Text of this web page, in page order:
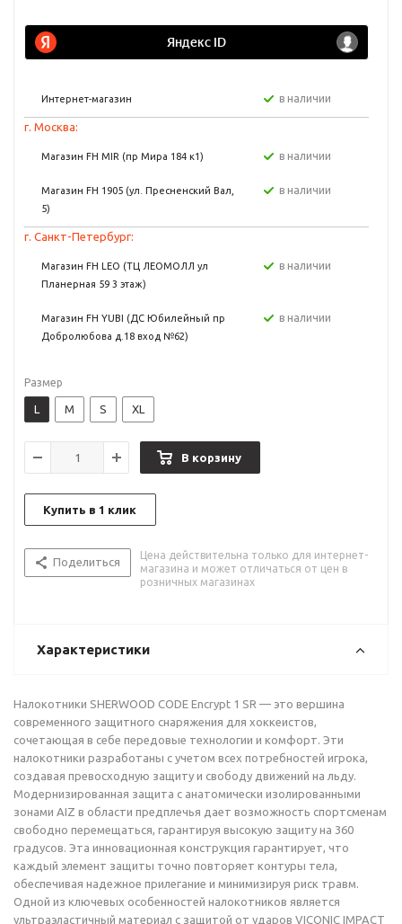
Интернет-магазин в наличии
г. Москва:
Магазин FH MIR (пр Мира 184 к1) в наличии
Магазин FH 1905 (ул. Пресненский Вал,
5)
в наличии
г. Санкт-Петербург:
Магазин FH LEO (ТЦ ЛЕОМОЛЛ ул
Планерная 59 3 этаж)
в наличии
Магазин FH YUBI (ДС Юбилейный пр
Добролюбова д.18 вход №62)
в наличии
Размер
L M S XL
В корзину
Купить в 1 клик
Поделиться
Цена действительна только для интернет-
магазина и может отличаться от цен в
розничных магазинах
Характеристики
Налокотники SHERWOOD CODE Encrypt 1 SR — это вершина
современного защитного снаряжения для хоккеистов,
сочетающая в себе передовые технологии и комфорт. Эти
налокотники разработаны с учетом всех потребностей игрока,
создавая превосходную защиту и свободу движений на льду.
Модернизированная защита с анатомически изолированными
зонами AIZ в области предплечья дает возможность спортсменам
свободно перемещаться, гарантируя высокую защиту на 360
градусов. Эта инновационная конструкция гарантирует, что
каждый элемент защиты точно повторяет контуры тела,
обеспечивая надежное прилегание и минимизируя риск травм.
Одной из ключевых особенностей налокотников является
ультраэластичный материал с защитой от ударов VICONIC IMPACT